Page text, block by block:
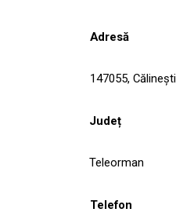
Adresă
147055, Călineşti
Județ
Teleorman
Telefon